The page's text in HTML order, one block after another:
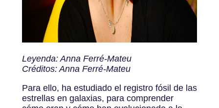
Leyenda: Anna Ferré-Mateu
Créditos: Anna Ferré-Mateu
Para ello, ha estudiado el registro fósil de las
estrellas en galaxias, para comprender